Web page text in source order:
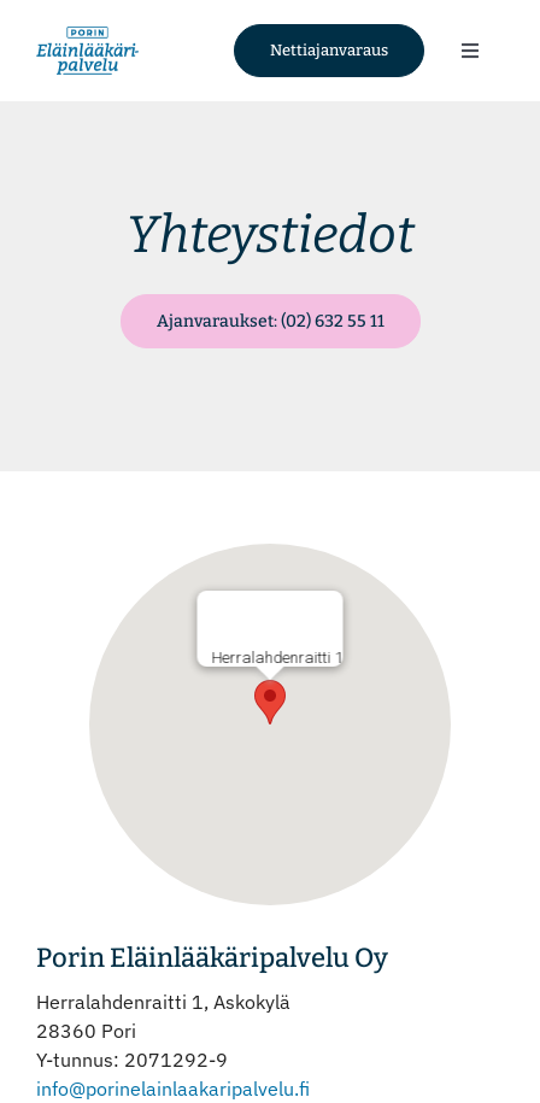
content
Nettiajanvaraus
Toggle
Ajankohtaista
Yhteystiedot
Instagram
Yhteystiedot
Ajanvaraukset: (02) 632 55 11
Herralahdenraitti 1
Porin Eläinlääkäripalvelu Oy
Herralahdenraitti 1, Askokylä
28360 Pori
Y-tunnus: 2071292-9
info@porinelainlaakaripalvelu.fi